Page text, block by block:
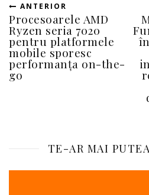
ANTERIOR
Procesoarele AMD
Ryzen seria 7020
pentru platformele
mobile sporesc
performanța on-the-
go
TE-AR MAI